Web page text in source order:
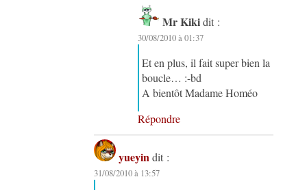
Mr Kiki dit :
30/08/2010 à 01:37
Et en plus, il fait super bien la
boucle… :-bd
A bientôt Madame Homéo
Répondre
yueyin dit :
31/08/2010 à 13:57